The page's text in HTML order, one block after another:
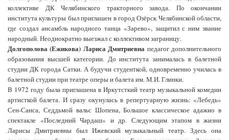
коллективе ДК Челябинского тракторного завода. По окончании
института культуры был приглашен в город Озёрск Челябинской области,
где создал ансамбль народного танца «Зарево», защитил с ним звание
народный. Неоднократно выезжал с коллективом заграницу.
Долгополова (Ежикова) Лариса Дмитриевна педагог дополнительного
образования высшей категории. До института занималась в балетной
студии ДК города Сатки. А будучи студенткой, одновременно училась в
балетной студии при театре оперы и балета им. М.И. Глинки.
В 1972 году была приглашена в Иркутсткий театр музыкальной комедии
артисткой балета. И сразу окунулась в репертуарную жизнь: «Лебедь»
Сен-Санса, Седдьмой вальс Шопена, Большое классическое адажио в
спектакле «Последний Чардаш» и др. Следующим этапом в жизни
Ларисы Дмитриевны был Ижевский музыкальный театр. Здесь она